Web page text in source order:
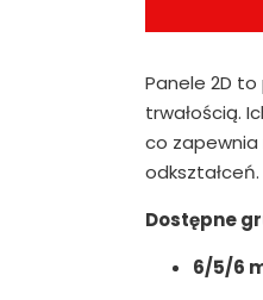
Panele 2D
trwałością.
co zapewnia
odkształceń.
Dostępne
6/5/6